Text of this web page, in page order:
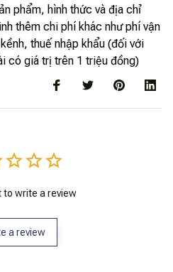
phẩm, hình thức và địa chỉ
thêm chi phí khác như phí vận
thuế nhập khẩu (đối với
có giá trị trên 1 triệu đồng)
to write a review
a review